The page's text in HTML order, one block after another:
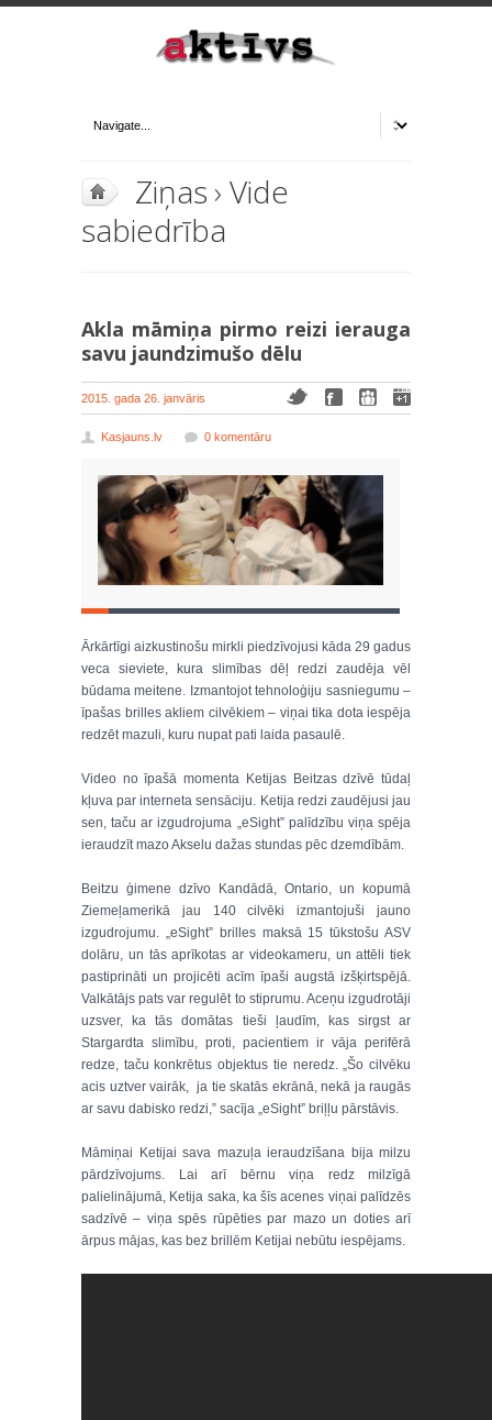
Ziņas›Vide
sabiedrība
Akla māmiņa pirmo reizi ierauga
savu jaundzimušo dēlu
2015. gada 26. janvāris
Kasjauns.lv 0 komentāru
Ārkārtīgi aizkustinošu mirkli piedzīvojusi kāda 29 gadus
veca sieviete, kura slimības dēļ redzi zaudēja vēl
būdama meitene. Izmantojot tehnoloģiju sasniegumu –
īpašas brilles akliem cilvēkiem – viņai tika dota iespēja
redzēt mazuli, kuru nupat pati laida pasaulē.
Video no īpašā momenta Ketijas Beitzas dzīvē tūdaļ
kļuva par interneta sensāciju. Ketija redzi zaudējusi jau
sen, taču ar izgudrojuma „eSight” palīdzību viņa spēja
ieraudzīt mazo Akselu dažas stundas pēc dzemdībām.
Beitzu ģimene dzīvo Kandādā, Ontario, un kopumā
Ziemeļamerikā jau 140 cilvēki izmantojuši jauno
izgudrojumu. „eSight” brilles maksā 15 tūkstošu ASV
dolāru, un tās aprīkotas ar videokameru, un attēli tiek
pastiprināti un projicēti acīm īpaši augstā izšķirtspējā.
Valkātājs pats var regulēt to stiprumu. Aceņu izgudrotāji
uzsver, ka tās domātas tieši ļaudīm, kas sirgst ar
Stargardta slimību, proti, pacientiem ir vāja perifērā
redze, taču konkrētus objektus tie neredz. „Šo cilvēku
acis uztver vairāk, ja tie skatās ekrānā, nekā ja raugās
ar savu dabisko redzi,” sacīja „eSight” briļļu pārstāvis.
Māmiņai Ketijai sava mazuļa ieraudzīšana bija milzu
pārdzīvojums. Lai arī bērnu viņa redz milzīgā
palielinājumā, Ketija saka, ka šīs acenes viņai palīdzēs
sadzīvē – viņa spēs rūpēties par mazo un doties arī
ārpus mājas, kas bez brillēm Ketijai nebūtu iespējams.